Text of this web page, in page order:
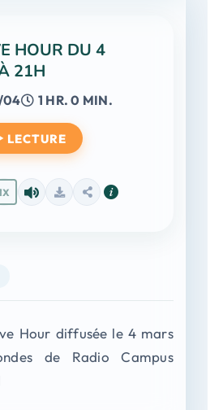
HOUR DU 4
21H
04 1 HR. 0 MIN.
LECTURE
Hour diffusée le 4 mars
de Radio Campus